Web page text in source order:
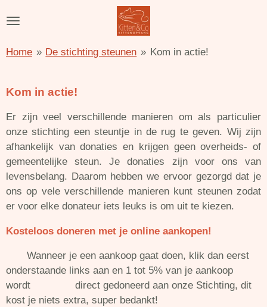
direct
de
Home » De stichting steunen » Kom in actie!
Kom in actie!
Er zijn veel verschillende manieren om als particulier
onze stichting een steuntje in de rug te geven. Wij zijn
afhankelijk van donaties en krijgen geen overheids- of
gemeentelijke steun. Je donaties zijn voor ons van
levensbelang. Daarom hebben we ervoor gezorgd dat je
ons op vele verschillende manieren kunt steunen zodat
er voor elke donateur iets leuks is om uit te kiezen.
Kosteloos doneren met je online aankopen!
Wanneer je een aankoop gaat doen, klik dan eerst
onderstaande links aan en 1 tot 5% van je aankoop
wordt direct gedoneerd aan onze Stichting, dit
kost je niets extra, super bedankt!